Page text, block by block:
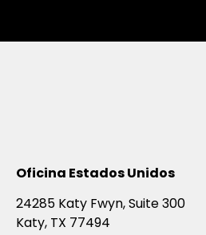
Oficina Estados Unidos
24285 Katy Fwyn, Suite 300
Katy, TX 77494